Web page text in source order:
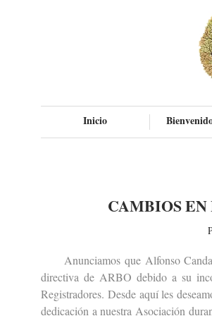
Inicio
CAMBIOS
Anunciamos que Alfonso
directiva de ARBO debido a su
Registradores. Desde aquí les
dedicación a nuestra Asociación